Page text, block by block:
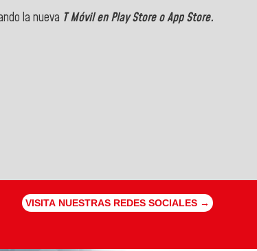
la nueva T Móvil en Play Store o App Store.
VISITA NUESTRAS REDES SOCIALES →